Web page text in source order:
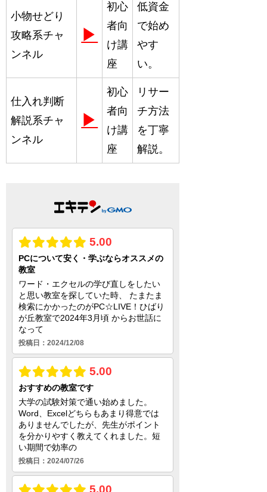
小物せどり
攻略系チャ
ンネル
▶
初心
者向
け講
座
低資金
で始め
やす
い。
仕入れ判断
解説系チャ
ンネル
▶
初心
者向
け講
座
リサー
チ方法
を丁寧
解説。